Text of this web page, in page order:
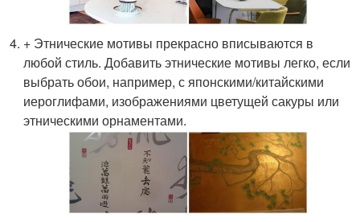
+ Этнические мотивы прекрасно вписываются в
любой стиль. Добавить этнические мотивы легко, если
выбрать обои, например, с японскими/китайскими
иероглифами, изображениями цветущей сакуры или
этническими орнаментами.